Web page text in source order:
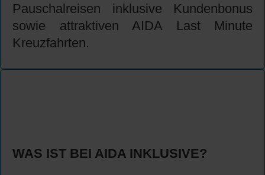
Pauschalreisen inklusive Kundenbonus
sowie attraktiven AIDA Last Minute
Kreuzfahrten.
WAS IST BEI AIDA INKLUSIVE?